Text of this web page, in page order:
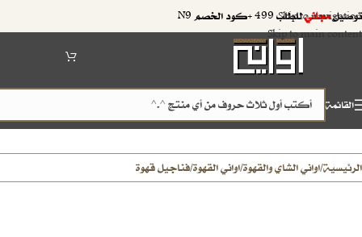
Skip to navigation
Skip to main content
توصيلمجانيللطلب 499 +كود الخصم N9
القائمة
الرئيسية/اواني الشاي والقهوة/اواني القهوة/فناجيل قهوة